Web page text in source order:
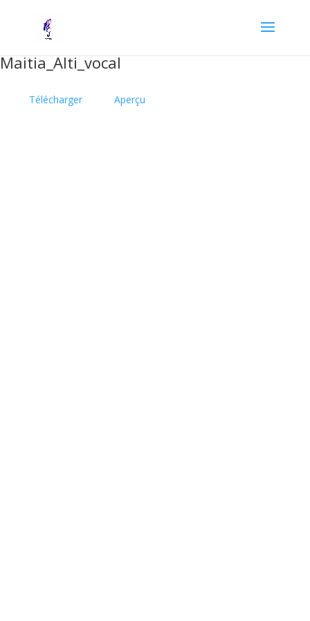
Maitia_Alti_vocal
Télécharger Aperçu